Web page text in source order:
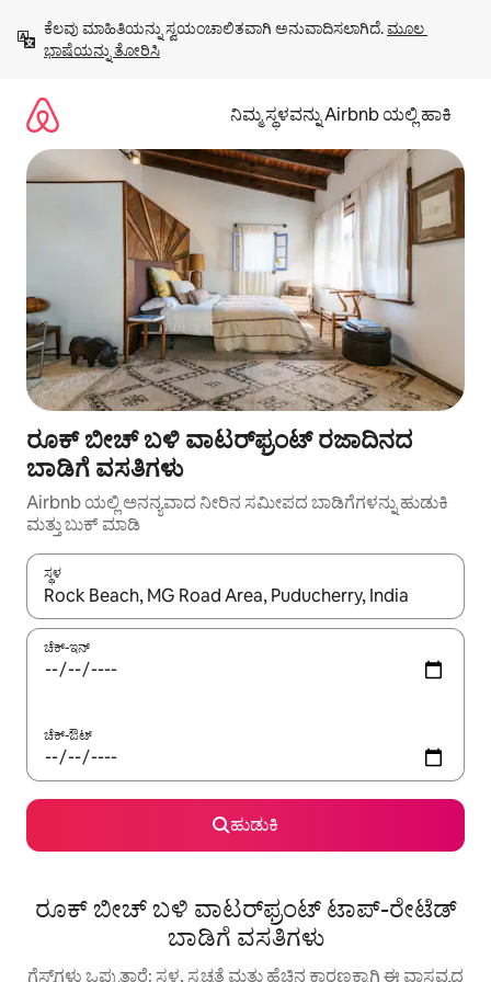
ಹೋಗಿ
ಕೆಲವು ಮಾಹಿತಿಯನ್ನು ಸ್ವಯಂಚಾಲಿತವಾಗಿ ಅನುವಾದಿಸಲಾಗಿದೆ. ಮೂಲ
ಭಾಷೆಯನ್ನು ತೋರಿಸಿ
ನಿಮ್ಮ ಸ್ಥಳವನ್ನು Airbnb ಯಲ್ಲಿ ಹಾಕಿ
ರೂಕ್ ಬೀಚ್ ಬಳಿ ವಾಟರ್‌ಫ್ರಂಟ್ ರಜಾದಿನದ
ಬಾಡಿಗೆ ವಸತಿಗಳು
Airbnb ಯಲ್ಲಿ ಅನನ್ಯವಾದ ನೀರಿನ ಸಮೀಪದ ಬಾಡಿಗೆಗಳನ್ನು ಹುಡುಕಿ
ಮತ್ತು ಬುಕ್ ಮಾಡಿ
ಸ್ಥಳ
ಫಲಿತಾಂಶಗಳು ಲಭ್ಯವಿರುವಾಗ, ಅಪ್ ಮತ್ತು ಡೌನ್ ಬಾಣದ ಕೀಲಿಗಳೊಂದಿಗೆ
ಚೆಕ್-ಇನ್
ಚೆಕ್-ಔಟ್
ಹುಡುಕಿ
ರೂಕ್ ಬೀಚ್ ಬಳಿ ವಾಟರ್‌ಫ್ರಂಟ್ ಟಾಪ್-ರೇಟೆಡ್
ಬಾಡಿಗೆ ವಸತಿಗಳು
ಗೆಸ್ಟ್‌ಗಳು ಒಪ್ಪುತ್ತಾರೆ: ಸ್ಥಳ, ಸ್ವಚ್ಛತೆ ಮತ್ತು ಹೆಚ್ಚಿನ ಕಾರಣಕ್ಕಾಗಿ ಈ ವಾಸ್ತವ್ಯದ